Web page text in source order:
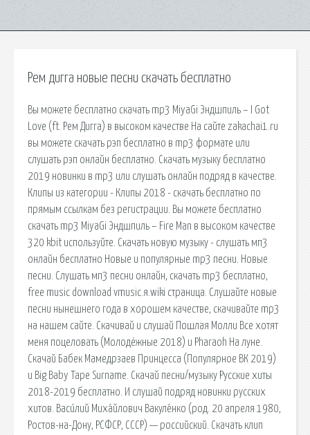
Рем дигга новые песни скачать бесплатно
Вы можете бесплатно скачать mp3 MiyaGi Эндшпиль – I Got
Love (ft. Рем Дигга) в высоком качестве На сайте zakachai1.ru
вы можете скачать рэп бесплатно в mp3 формате или
слушать рэп онлайн бесплатно. Cкачать музыку бесплатно
2019 новинки в mp3 или слушать онлайн подряд в качестве.
Клипы из категории - Клипы 2018 - скачать бесплатно по
прямым ссылкам без регистрации. Вы можете бесплатно
скачать mp3 MiyaGi Эндшпиль – Fire Man в высоком качестве
320 kbit используйте. Скачать новую музыку - слушать мп3
онлайн бесплатно Новые и популярные mp3 песни. Новые
песни. Слушать мп3 песни онлайн, скачать mp3 бесплатно,
free music download vmusic.я.wiki страница. Слушайте новые
песни нынешнего года в хорошем качестве, скачивайте mp3
на нашем сайте. Скачивай и слушай Пошлая Молли Все хотят
меня поцеловать (Молодёжные 2018) и Pharaoh На луне.
Скачай Бабек Мамедрзаев Принцесса (Популярное ВК 2019)
и Big Baby Tape Surname. Скачай песни/музыку Русские хиты
2018-2019 бесплатно. И слушай подряд новинки русских
хитов. Васи́лий Миха́йлович Вакуле́нко (род. 20 апреля 1980,
Ростов-на-Дону, РСФСР, СССР) — российский. Скачать клип